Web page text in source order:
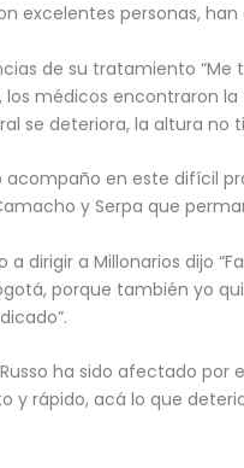
excelentes personas,
de su tratamiento
médicos encontraron
se deteriora, la altura no
en este difícil
y Serpa que
a dirigir a Millonarios dijo
porque también yo
ha sido afectado
y rápido, acá lo que